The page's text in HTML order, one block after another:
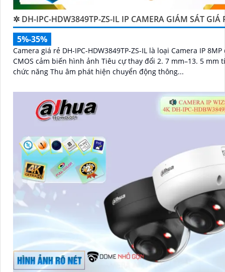
✲ DH-IPC-HDW3849TP-ZS-IL IP CAMERA GIÁM SÁT GIÁ
5%-35%
Camera giá rẻ DH-IPC-HDW3849TP-ZS-IL là loại Camera IP 8MP
CMOS cảm biến hình ảnh Tiêu cự thay đổi 2. 7 mm–13. 5 mm
chức năng Thu âm phát hiện chuyển động thông...